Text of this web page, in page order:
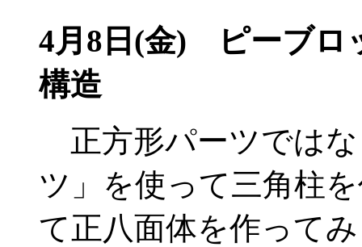
4月8日(金) ピーブロ
構造
正方形パーツでは
ツ」を使って三角柱
て正八面体を作って